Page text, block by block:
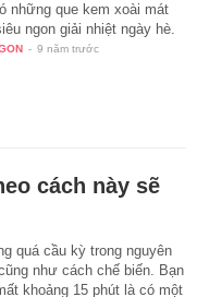
những que kem xoài mát
ngon giải nhiệt ngày hè.
- 9 năm trước
cách này sẽ
quá cầu kỳ trong nguyên
như cách chế biến. Bạn
khoảng 15 phút là có một